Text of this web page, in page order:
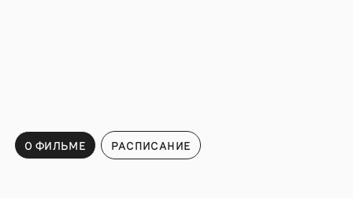
О ФИЛЬМЕ РАСПИСАНИЕ